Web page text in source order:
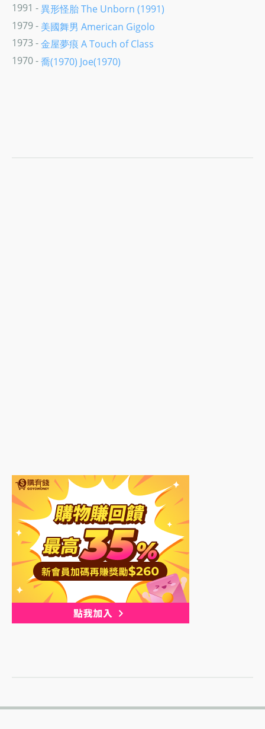
1991 -異形怪胎 The Unborn (1991)
1979 - 美國舞男 American Gigolo
1973 -金屋夢痕 A Touch of Class
1970 -喬(1970) Joe(1970)